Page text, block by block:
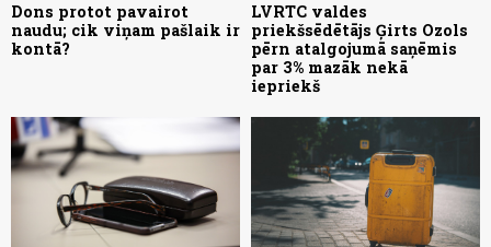
Dons protot pavairot
naudu; cik viņam pašlaik ir
kontā?
LVRTC valdes
priekšsēdētājs Ģirts Ozols
pērn atalgojumā saņēmis
par 3% mazāk nekā
iepriekš